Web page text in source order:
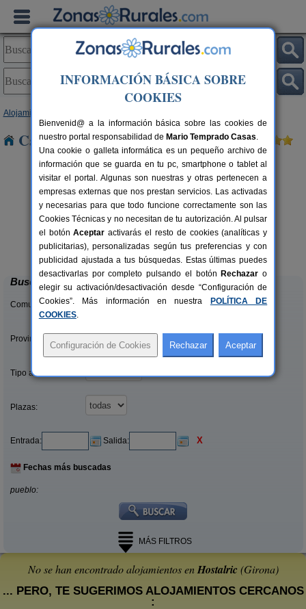
Alojamientos
Casas Rurales cerca de Hostalric
11 pers.
desde40 €
Cal Marenya
La Tallada d´Empordà (Girona)
Buscar
Comunidades:
Provincias/Islas:
Tipo alquiler:
Plazas:
Entrada: Salida: X
Fechas más buscadas
pueblo:
MÁS FILTROS
No se han encontrado alojamientos enHostalric (Girona)
... PERO, TE SUGERIMOS ALOJAMIENTOS CERCANOS
:
INFORMACIÓN BÁSICA SOBRE
COOKIES
Bienvenid@ a la información básica sobre las cookies de
nuestro portal responsabilidad de Mario Temprado Casas.
Una cookie o galleta informática es un pequeño archivo de
información que se guarda en tu pc, smartphone o tablet al
visitar el portal. Algunas son nuestras y otras pertenecen a
empresas externas que nos prestan servicios. Las activadas
y necesarias para que todo funcione correctamente son las
Cookies Técnicas y no necesitan de tu autorización. Al pulsar
el botónAceptar activarás el resto de cookies (analíticas y
publicitarias), personalizadas según tus preferencias y con
publicidad ajustada a tus búsquedas. Estas últimas puedes
desactivarlas por completo pulsando el botón Rechazar o
elegir su activación/desactivación desde “Configuración de
Cookies”. Más información en nuestra
POLÍTICA DE
COOKIES.